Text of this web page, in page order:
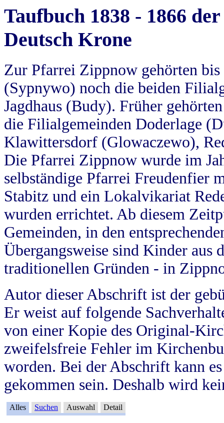
Taufbuch 1838 - 1866
Deutsch Krone
Zur Pfarrei Zippnow gehörten
(Sypnywo) noch die beiden
Jagdhaus (Budy). Früher
die Filialgemeinden Doderlage
Klawittersdorf (Glowaczewo),
Die Pfarrei Zippnow wurde im
selbständige Pfarrei Freudenfier
Stabitz und ein Lokalvikariat
wurden errichtet. Ab diesem
Gemeinden, in den
Übergangsweise sind Kinder aus
traditionellen Gründen - in
Autor dieser Abschrift ist der
Er weist auf folgende
von einer Kopie des Original-
zweifelsfreie Fehler im
worden. Bei der Abschrift kann
gekommen sein. Deshalb wird
Alles Suchen Auswahl Detail